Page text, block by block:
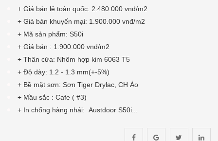
+ Giá bán lẻ toàn quốc: 2.480.000 vnđ/m2
+ Giá bán khuyến mại: 1.900.000 vnđ/m2
+ Mã sản phẩm: S50i
+ Giá bán : 1.900.000 vnđ/m2
+ Thân cửa: Nhôm hợp kim 6063 T5
+ Độ dày: 1.2 - 1.3 mm(+-5%)
+ Bề mặt sơn: Sơn Tiger Drylac, CH Áo
+ Mầu sắc : Cafe ( #3)
+ In chống hàng nhái: Austdoor S50i...